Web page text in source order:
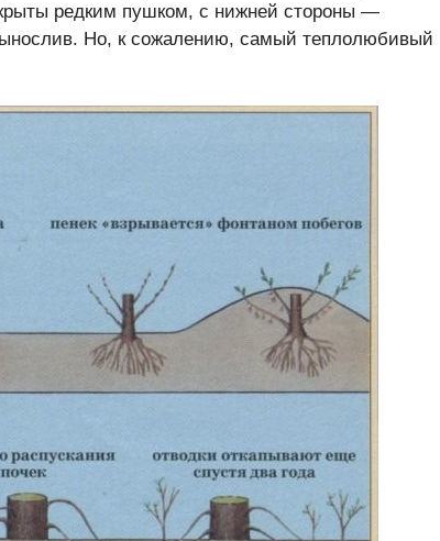
редким пушком, с нижней стороны —
Но, к сожалению, самый теплолюбивый